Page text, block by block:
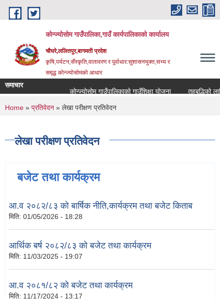
Skip to main content
कोन्ज्योसोम गाउँपालिका,गाउँ कार्यपालिकाको कार्यालय
चौघरे,ललितपुर,बागमती प्रदेश
कृषि,पर्यटन,सँस्कृति,वातावरण र पूर्वाधार:सुशासनयुक्त,सभ्य र
समृद्ध कोन्ज्योसोमको आधार
समाचार
कोन्ज्योसोम गाउँपालिकाको गाउँशिक्षा योजना
तहबृद्धिको
You are here
Home » प्रतिवेदन » लेखा परीक्षण प्रतिवेदन
लेखा परीक्षण प्रतिवेदन
बजेट तथा कार्यक्रम
आ.व २०८२/८३ को बार्षिक नीति,कार्यक्रम तथा बजेट किताब
मिति: 01/05/2026 - 18:28
आर्थिक बर्ष २०८२/८३ को बजेट तथा कार्यक्रम
मिति: 11/03/2025 - 19:07
आ.व २०८१/८२ को बजेट तथा कार्यक्रम
मिति: 11/17/2024 - 13:17